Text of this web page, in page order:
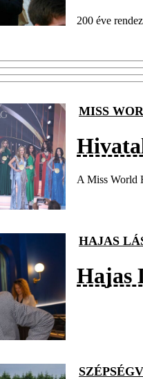
200 éve
MISS
A Miss World
HAJAS
Hajas